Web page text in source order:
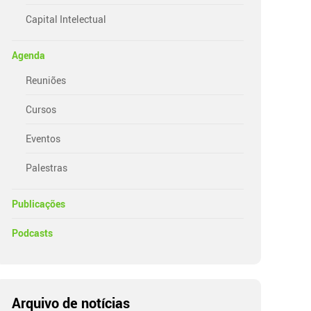
Capital Intelectual
Agenda
Reuniões
Cursos
Eventos
Palestras
Publicações
Podcasts
Arquivo de notícias